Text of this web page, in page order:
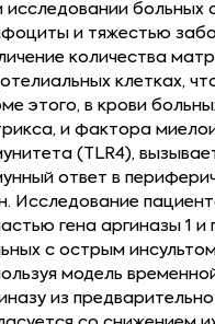
исследовании
и тяжестью
количества
клетках,
этого, в крови
и фактора
(TLR4),
ответ в
Исследование
гена аргиназы 1
с острым
модель
из